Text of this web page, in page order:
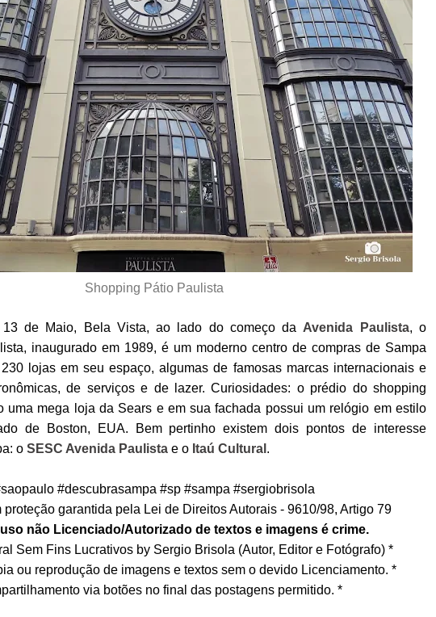
Shopping Pátio Paulista
13 de Maio, Bela Vista, ao lado do começo da Avenida Paulista, o
inaugurado em 1989, é um moderno centro de compras de Sampa
lojas em seu espaço, algumas de famosas marcas internacionais e
de serviços e de lazer. Curiosidades: o prédio do shopping
uma mega loja da Sears e em sua fachada possui um relógio em estilo
de Boston, EUA. Bem pertinho existem dois pontos de interesse
o SESC Avenida Paulista e o Itaú Cultural .
#descubrasampa #sp #sampa #sergiobrisola
proteção garantida pela Lei de Direitos Autorais - 9610/98, Artigo 79
não Licenciado/Autorizado de textos e imagens é crime.
Sem Fins Lucrativos by Sergio Brisola (Autor, Editor e Fotógrafo) *
ou reprodução de imagens e textos sem o devido Licenciamento. *
via botões no final das postagens permitido. *